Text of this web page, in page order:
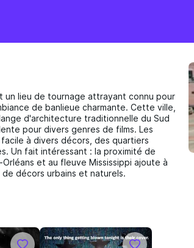
un lieu de tournage attrayant connu pour
de banlieue charmante. Cette ville,
d'architecture traditionnelle du Sud
pour divers genres de films. Les
à divers décors, des quartiers
Un fait intéressant : la proximité de
et au fleuve Mississippi ajoute à
décors urbains et naturels.